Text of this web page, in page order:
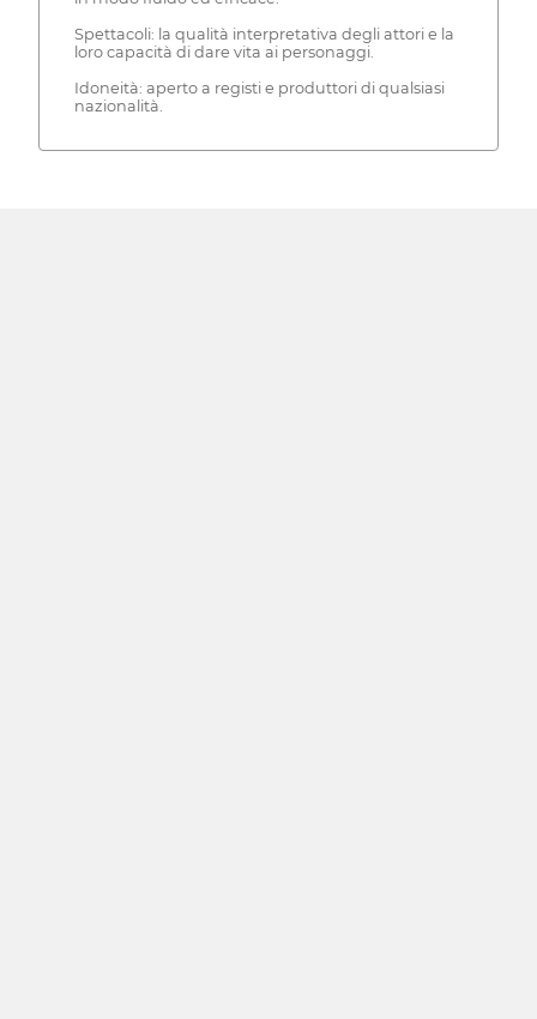
Spettacoli: la qualità interpretativa degli attori e la
loro capacità di dare vita ai personaggi.
Idoneità: aperto a registi e produttori di qualsiasi
nazionalità.